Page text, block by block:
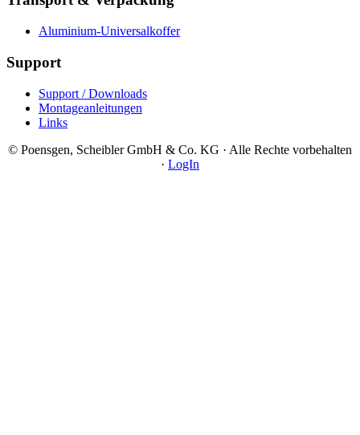
Aluminium-Universalkoffer
Support
Support / Downloads
Montageanleitungen
Links
© Poensgen, Scheibler GmbH & Co. KG · Alle Rechte vorbehalten
· LogIn